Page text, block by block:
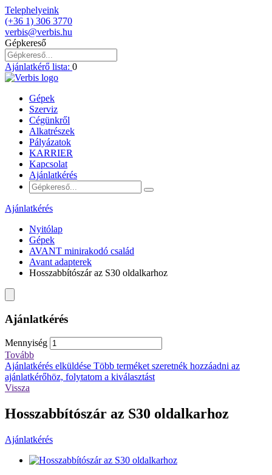
Telephelyeink
(+36 1) 306 3770
verbis@verbis.hu
Gépkereső
Ajánlatkérő lista: 0
Gépek
Szerviz
Cégünkről
Alkatrészek
Pályázatok
KARRIER
Kapcsolat
Ajánlatkérés
Ajánlatkérés
Nyitólap
Gépek
AVANT minirakodó család
Avant adapterek
Hosszabbítószár az S30 oldalkarhoz
Ajánlatkérés
Mennyiség
Tovább
Ajánlatkérés elküldése Több terméket szeretnék hozzáadni az
ajánlatkérőhöz, folytatom a kiválasztást
Vissza
Hosszabbítószár az S30 oldalkarhoz
Ajánlatkérés